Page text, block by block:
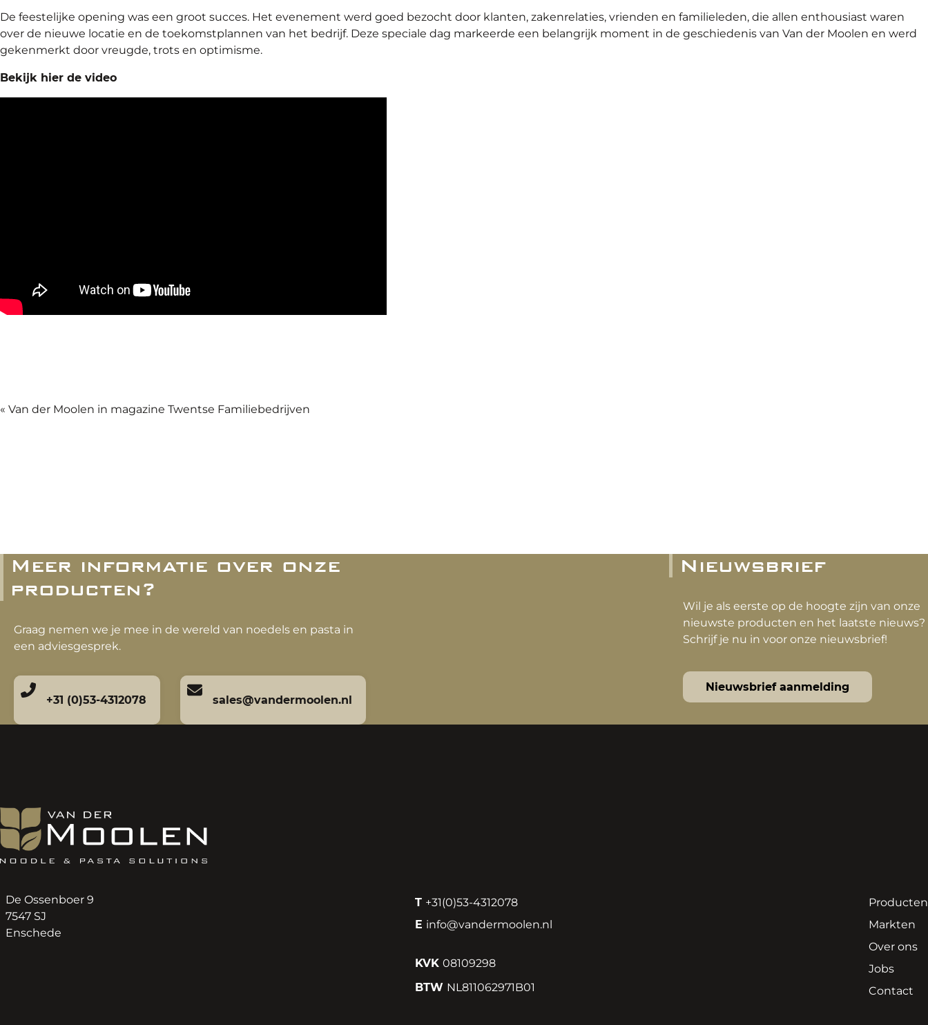
De feestelijke opening was een groot succes. Het evenement werd goed bezocht door klanten, zakenrelaties, vrienden en familieleden, die allen enthousiast waren
over de nieuwe locatie en de toekomstplannen van het bedrijf. Deze speciale dag markeerde een belangrijk moment in de geschiedenis van Van der Moolen en werd
gekenmerkt door vreugde, trots en optimisme.
Bekijk hier de video
« Van der Moolen in magazine Twentse Familiebedrijven
Meer informatie over onze
producten?
Graag nemen we je mee in de wereld van noedels en pasta in
een adviesgesprek.
+31 (0)53-4312078 sales@vandermoolen.nl
Nieuwsbrief
Wil je als eerste op de hoogte zijn van onze
nieuwste producten en het laatste nieuws?
Schrijf je nu in voor onze nieuwsbrief!
Nieuwsbrief aanmelding
De Ossenboer 9
7547 SJ
Enschede
T +31(0)53-4312078
E info@vandermoolen.nl
KVK 08109298
BTW NL811062971B01
Producten
Markten
Over ons
Jobs
Contact